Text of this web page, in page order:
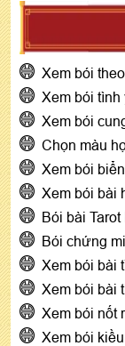
Xem bói
Xem bói tình
Xem bói
Chọn màu
Xem bói
Xem bói bài
Bói bài
Bói chứng
Xem bói bài
Xem bói bài
Xem bói nốt
Xem bói kiều